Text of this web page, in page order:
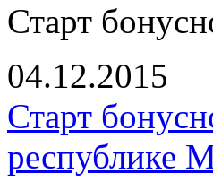
Старт
04.12.2015
Старт
республике